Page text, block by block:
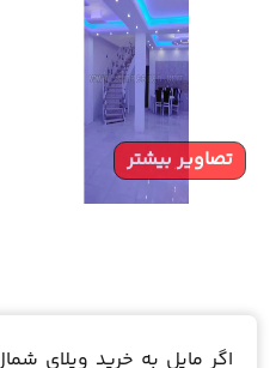
تصاویر بیشتر
اگر مایل به خرید ویلای